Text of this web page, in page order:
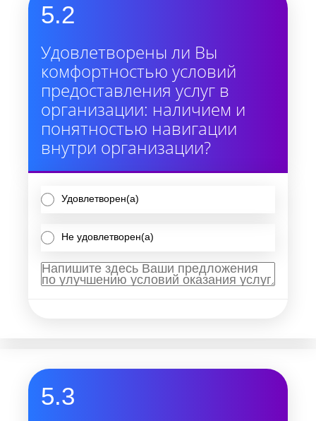
5.2
Удовлетворены ли Вы
комфортностью условий
предоставления услуг в
организации: наличием и
понятностью навигации
внутри организации?
Удовлетворен(а)
Не удовлетворен(а)
5.3